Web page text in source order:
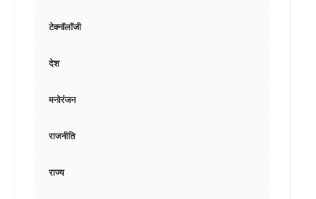
टेक्नॉलॉजी
देश
मनोरंजन
राजनीति
राज्य